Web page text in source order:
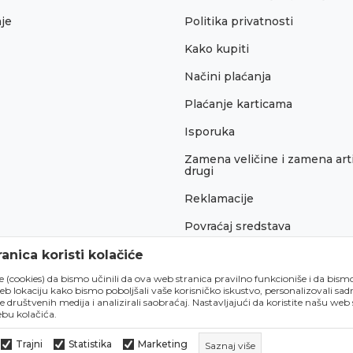
Politika privatnosti
Kako kupiti
Načini plaćanja
Plaćanje karticama
Isporuka
Zamena veličine i zamena
drugi
Reklamacije
Povraćaj sredstava
koristi kolačiće
(cookies) da bismo učinili da ova web stranica pravilno funkcioniše i da
lokaciju kako bismo poboljšali vaše korisničko iskustvo, personalizovali
društvenih medija i analizirali saobraćaj. Nastavljajući da koristite našu web
kolačića.
Trajni Statistika Marketing Saznaj više